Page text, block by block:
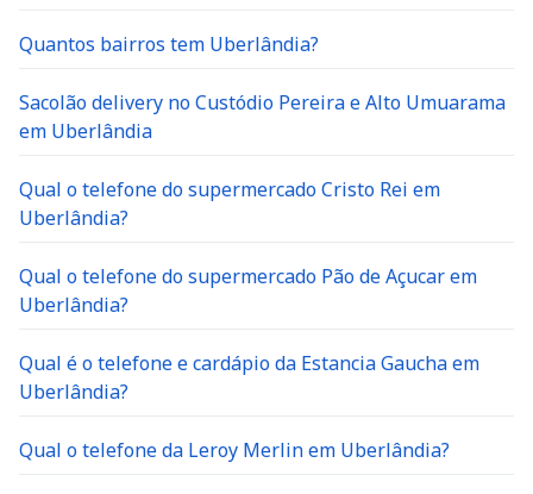
Quantos bairros tem Uberlândia?
Sacolão delivery no Custódio Pereira e Alto Umuarama
em Uberlândia
Qual o telefone do supermercado Cristo Rei em
Uberlândia?
Qual o telefone do supermercado Pão de Açucar em
Uberlândia?
Qual é o telefone e cardápio da Estancia Gaucha em
Uberlândia?
Qual o telefone da Leroy Merlin em Uberlândia?